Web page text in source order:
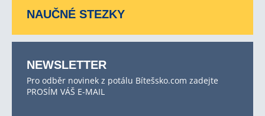
NAUČNÉ STEZKY
NEWSLETTER
Pro odběr novinek z potálu Bítešsko.com zadejte
PROSÍM VÁŠ E-MAIL